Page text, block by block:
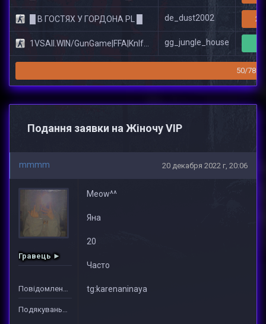
█ В ГОСТЯХ У ГОРДОНА PL █ de_dust2002
1VSAll.WIN/GunGame|FFA|KnIfE MoD gg_jungle_house
50/78
Подання заявки на Жіночу VIP
mmmm 20 декабря 2022 г, 20:06
Гравець ►
Повідомлень: 1
Подякувань: 19
Meow^^
Яна
20
Часто
tg:karenaninaya